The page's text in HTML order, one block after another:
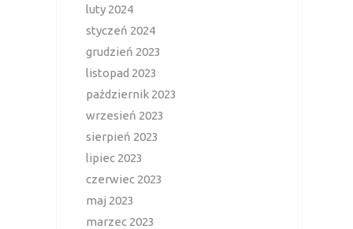
luty 2024
styczeń 2024
grudzień 2023
listopad 2023
październik 2023
wrzesień 2023
sierpień 2023
lipiec 2023
czerwiec 2023
maj 2023
marzec 2023